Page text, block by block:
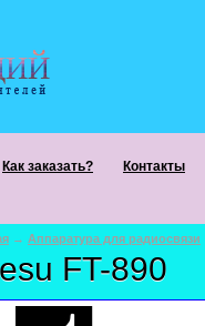
Как заказать? Контакты
→ Аппаратура для радиосвязи
FT-890